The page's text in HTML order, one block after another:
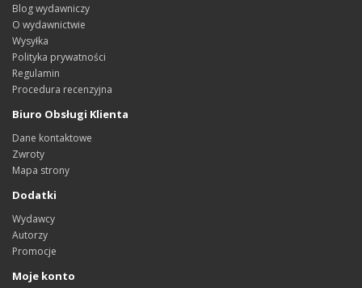
Blog wydawniczy
O wydawnictwie
Wysyłka
Polityka prywatności
Regulamin
Procedura recenzyjna
Biuro Obsługi Klienta
Dane kontaktowe
Zwroty
Mapa strony
Dodatki
Wydawcy
Autorzy
Promocje
Moje konto